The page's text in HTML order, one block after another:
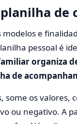
modelos e
pessoal é
organiza
de
some os valores,
ou negativo. A